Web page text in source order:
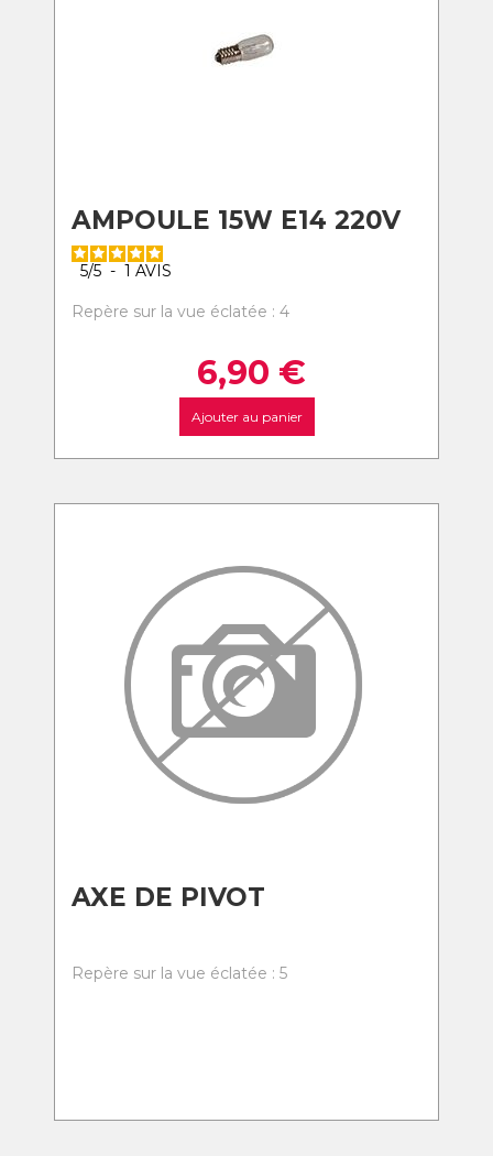
AMPOULE 15W E14 220V
5/5 - 1 AVIS
Repère sur la vue éclatée : 4
6,90 €
Ajouter au panier
AXE DE PIVOT
Repère sur la vue éclatée : 5